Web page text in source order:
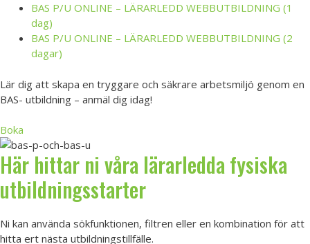
BAS P/U ONLINE – LÄRARLEDD WEBBUTBILDNING (1
dag)
BAS P/U ONLINE – LÄRARLEDD WEBBUTBILDNING (2
dagar)
Lär dig att skapa en tryggare och säkrare arbetsmiljö genom en
BAS- utbildning – anmäl dig idag!
Boka
Här hittar ni våra lärarledda fysiska
utbildningsstarter
Ni kan använda sökfunktionen, filtren eller en kombination för att
hitta ert nästa utbildningstillfälle.